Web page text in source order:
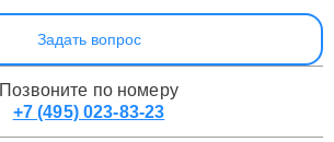
Задать вопрос
Позвоните по номеру
+7 (495) 023-83-23